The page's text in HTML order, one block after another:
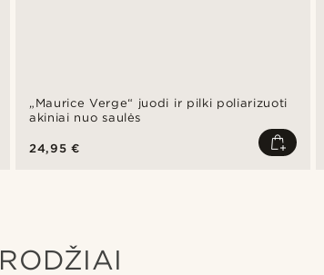
„Maurice Verge“ juodi ir pilki poliarizuoti
akiniai nuo saulės
24,95 €